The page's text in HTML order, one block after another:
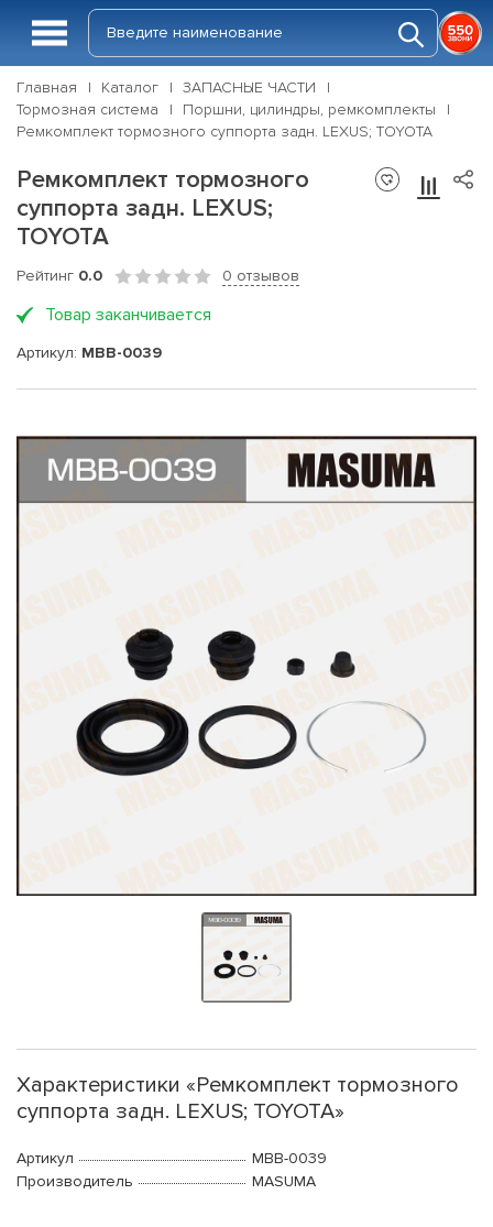
Главная Каталог
ЗАПАСНЫЕ ЧАСТИ
Тормозная система
Поршни, цилиндры, ремкомплекты
Ремкомплект тормозного суппорта задн. LEXUS; TOYOTA
Ремкомплект тормозного
суппорта задн. LEXUS;
TOYOTA
Рейтинг 0.0 0 отзывов
Товар заканчивается
Артикул: MBB-0039
Характеристики «Ремкомплект тормозного
суппорта задн. LEXUS; TOYOTA»
Артикул
MBB-0039
Производитель
MASUMA